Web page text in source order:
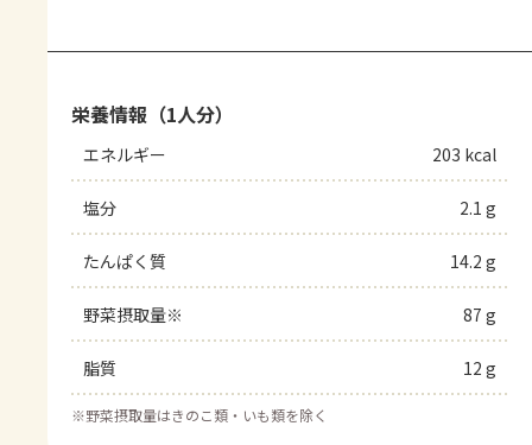
栄養情報（1人分）
エネルギー 203 kcal
塩分 2.1 g
たんぱく質 14.2 g
野菜摂取量※ 87 g
脂質 12 g
※野菜摂取量はきのこ類・いも類を除く